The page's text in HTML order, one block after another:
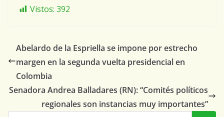
Vistos: 392
Abelardo de la Espriella se impone por estrecho
margen en la segunda vuelta presidencial en
Colombia
Senadora Andrea Balladares (RN): “Comités políticos
regionales son instancias muy importantes”